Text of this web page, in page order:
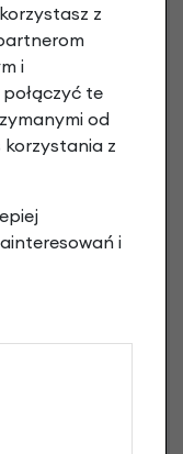
z
i
te
od
korzystania z
i